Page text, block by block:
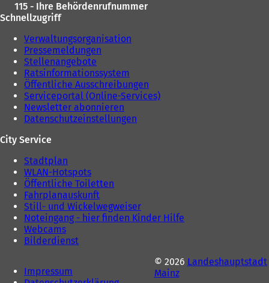
)
115 - Ihre Behördenrufnummer
Schnellzugriff
Verwaltungsorganisation
Pressemeldungen
Stellenangebote
Ratsinformationssystem
Öffentliche Ausschreibungen
Serviceportal (Online-Services)
Newsletter abonnieren
Datenschutzeinstellungen
City Service
Stadtplan
WLAN-Hotspots
Öffentliche Toiletten
Fahrplanauskunft
Still- und Wickelwegweiser
Noteingang - hier finden Kinder Hilfe
Webcams
Bilderdienst
Impressum
© 2026 Landeshauptstadt
Mainz